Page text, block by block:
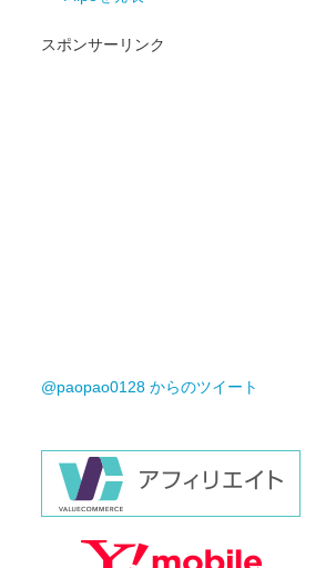
スポンサーリンク
@paopao0128 からのツイート